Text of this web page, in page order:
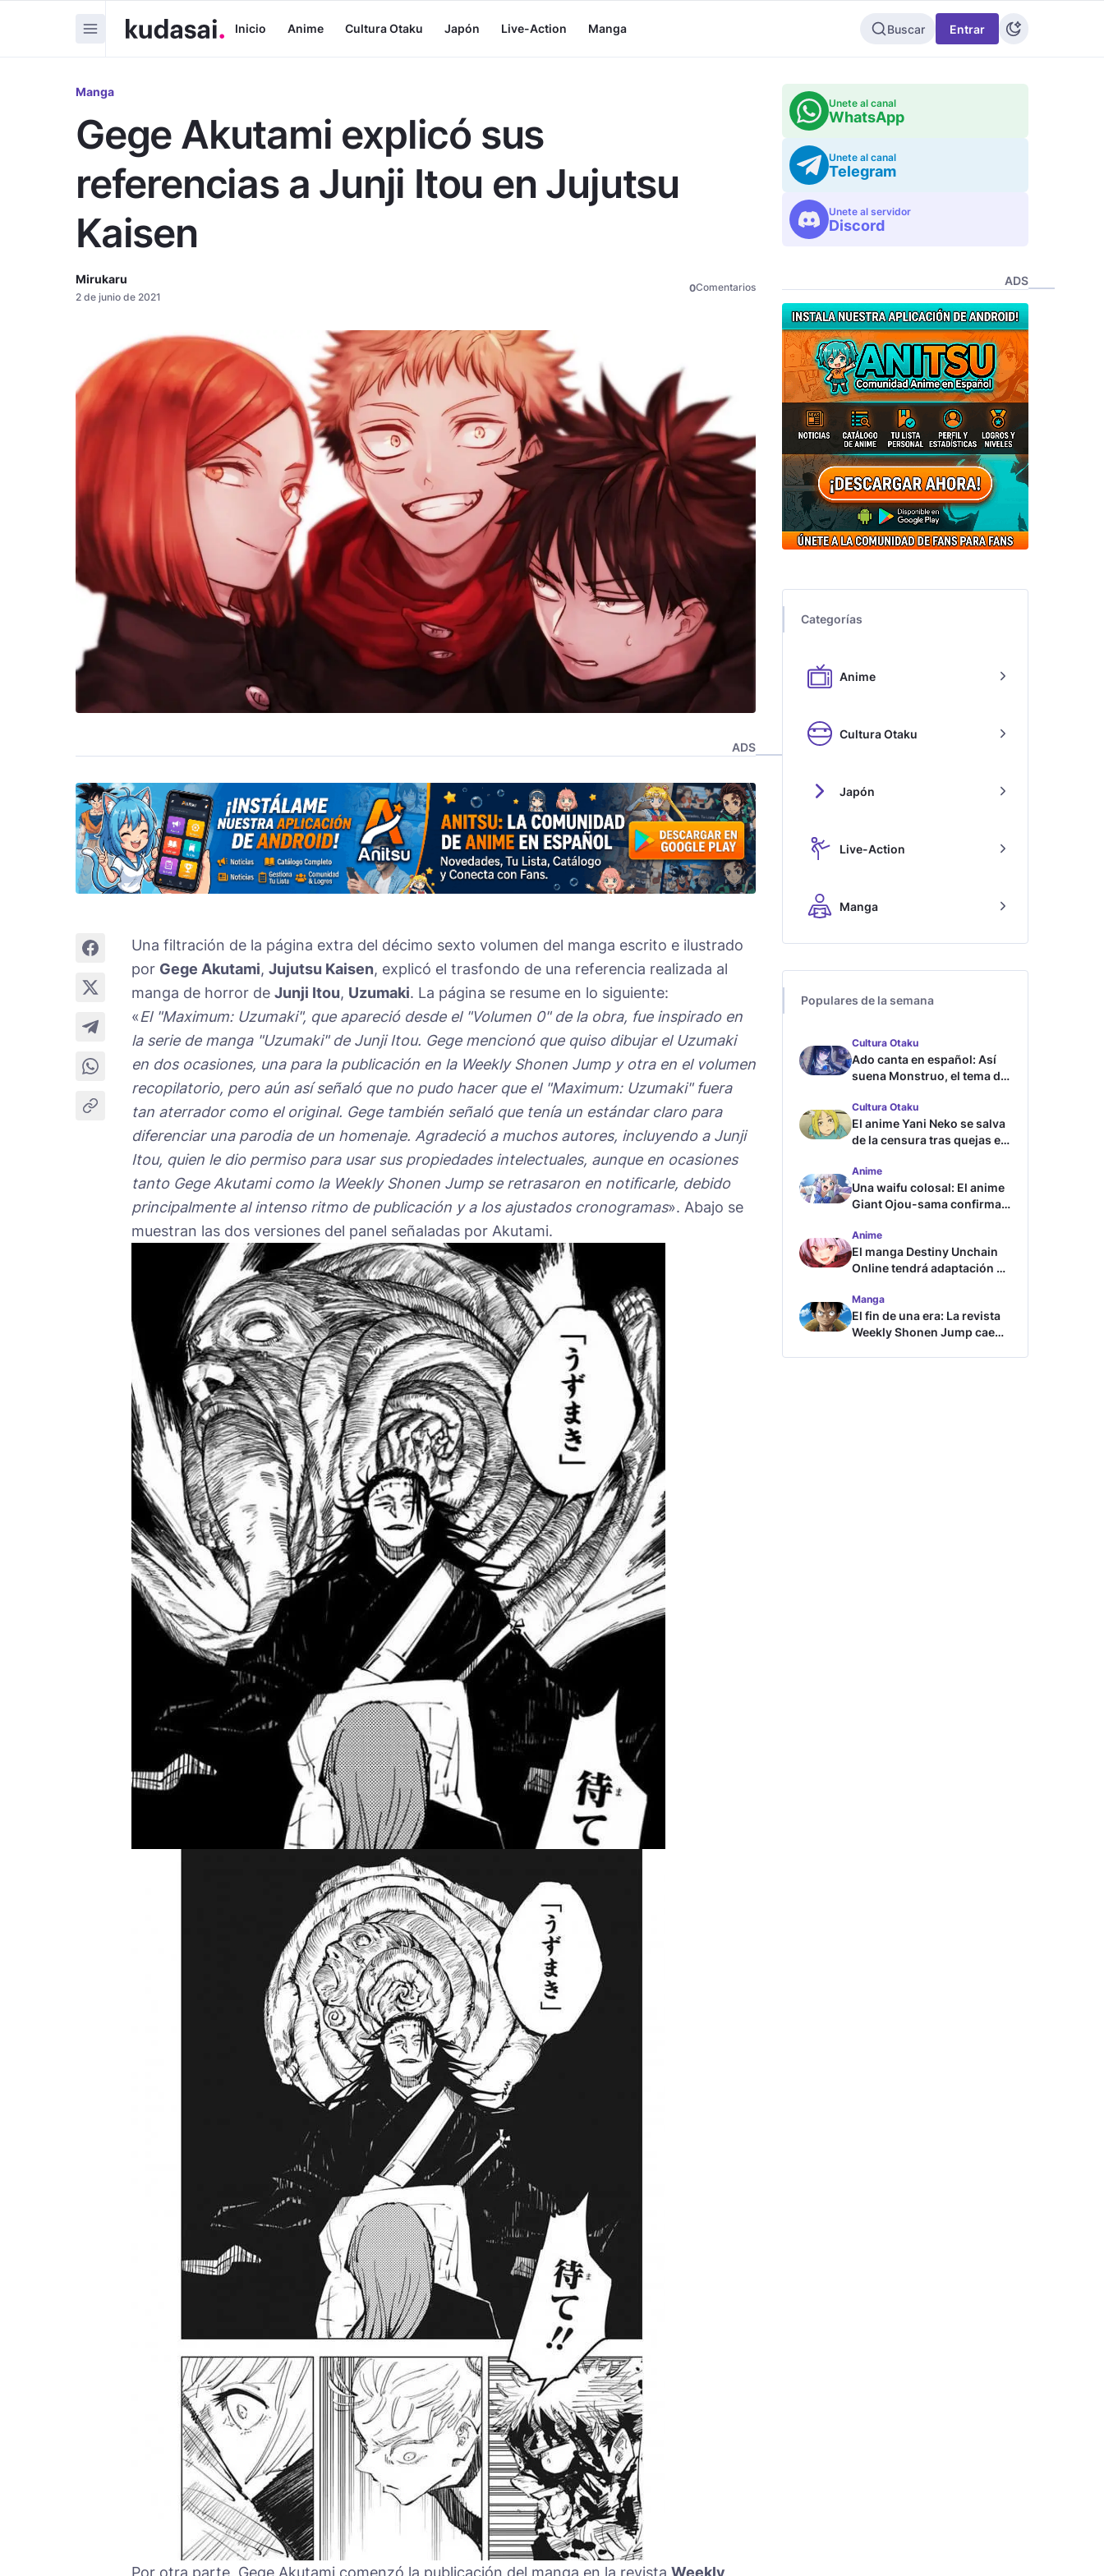
Inicio Anime Cultura Otaku Japón Live-Action Manga Buscar Entrar
Manga
Gege Akutami explicó sus
referencias a Junji Itou en Jujutsu
Kaisen
Mirukaru
2 de junio de 2021
0Comentarios
ADS
Una filtración de la página extra del décimo sexto volumen del manga escrito e ilustrado
por Gege Akutami, Jujutsu Kaisen, explicó el trasfondo de una referencia realizada al
manga de horror de Junji Itou, Uzumaki. La página se resume en lo siguiente:
«El "Maximum: Uzumaki", que apareció desde el "Volumen 0" de la obra, fue inspirado en
la serie de manga "Uzumaki" de Junji Itou. Gege mencionó que quiso dibujar el Uzumaki
en dos ocasiones, una para la publicación en la Weekly Shonen Jump y otra en el volumen
recopilatorio, pero aún así señaló que no pudo hacer que el "Maximum: Uzumaki" fuera
tan aterrador como el original. Gege también señaló que tenía un estándar claro para
diferenciar una parodia de un homenaje. Agradeció a muchos autores, incluyendo a Junji
Itou, quien le dio permiso para usar sus propiedades intelectuales, aunque en ocasiones
tanto Gege Akutami como la Weekly Shonen Jump se retrasaron en notificarle, debido
principalmente al intenso ritmo de publicación y a los ajustados cronogramas». Abajo se
muestran las dos versiones del panel señaladas por Akutami.
Por otra parte, Gege Akutami comenzó la publicación del manga en la revista Weekly
Unete al canal
WhatsApp
Unete al canal
Telegram
Unete al servidor
Discord
ADS
Categorías
Anime
Cultura Otaku
Japón
Live-Action
Manga
Populares de la semana
Cultura Otaku
Ado canta en español: Así
suena Monstruo, el tema de
Cultura Otaku
El anime Yani Neko se salva
de la censura tras quejas en
Anime
Una waifu colosal: El anime
Giant Ojou-sama confirma
Anime
El manga Destiny Unchain
Online tendrá adaptación al
Manga
El fin de una era: La revista
Weekly Shonen Jump cae